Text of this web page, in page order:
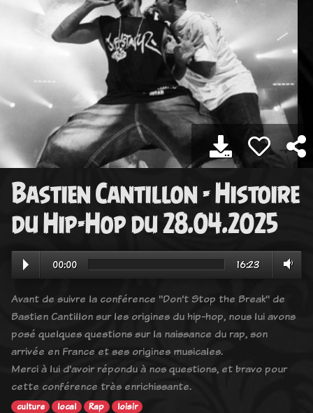
Bastien Cantillon - Histoire
du Hip-Hop du 28.04.2025
00:00 16:23
Avant de suivre la conférence "Don't Stop the Break" de
Bastien Cantillon sur les origines du hip-hop, nous lui avons
posé quelques questions sur la naissance du rap, son
arrivée en France et ses origines musicales.
Merci à lui d'avoir répondu à nos questions, et bravo pour
cette conférence très enrichissante.
culture local Rap loisir